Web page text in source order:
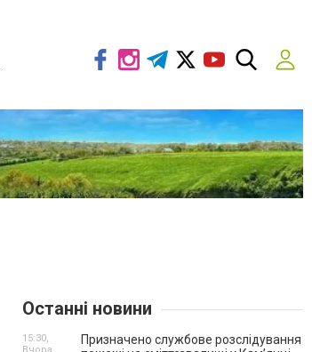
Останні новини
Призначено службове розслідування
15:30,